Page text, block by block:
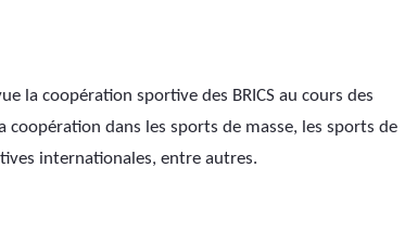
la coopération sportive des BRICS au cours des
dans les sports de masse, les sports de
internationales, entre autres.